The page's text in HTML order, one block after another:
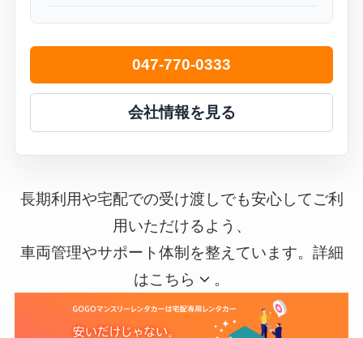
047-770-0333
会社情報を見る
長期利用や宅配での受け渡しでも安心してご利
用いただけるよう、
車両管理やサポート体制を整えています。詳細
はこちら
。